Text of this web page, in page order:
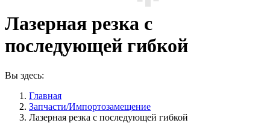
Лазерная резка с
последующей гибкой
Вы здесь:
Главная
Запчасти/Импортозамещение
Лазерная резка с последующей гибкой